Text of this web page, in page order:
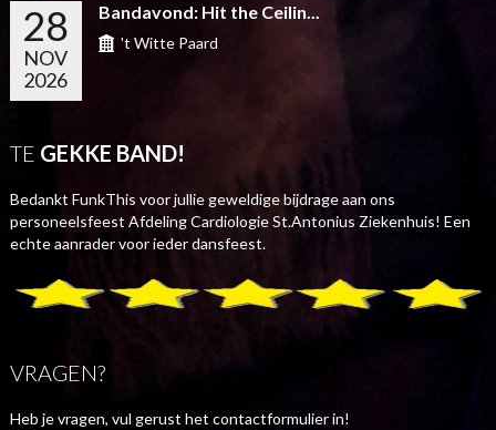
28
NOV
2026
Bandavond: Hit the Ceilin...
't Witte Paard
TE GEKKE BAND!
Bedankt FunkThis voor jullie geweldige bijdrage aan ons
personeelsfeest Afdeling Cardiologie St.Antonius Ziekenhuis! Een
echte aanrader voor ieder dansfeest.
VRAGEN?
Heb je vragen, vul gerust het contactformulier in!